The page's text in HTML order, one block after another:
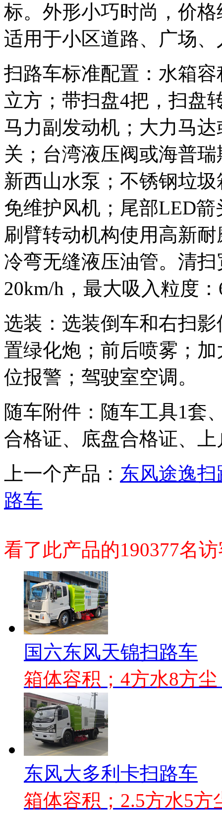
标。外形小巧时尚，价
适用于小区道路、广场
扫路车标准配置：水箱
立方；带扫盘4把，扫盘
马力副发动机；大力马
关；台湾液压阀或海普
新西山水泵；不锈钢垃
免维护风机；尾部LED
刷臂转动机构使用高新
冷弯无缝液压油管。清
20km/h，最大吸入粒度：
选装：选装倒车和右扫
置绿化炮；前后喷雾；
位报警；驾驶室空调。
随车附件：随车工具1套
合格证、底盘合格证、
上一个产品： 东风途逸扫
路车
看了此产品的190377名
国六东风天锦扫路车
箱体容积；4方水8方尘
东风大多利卡扫路车
箱体容积；2.5方水5